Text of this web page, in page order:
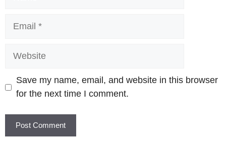
Website
Save my name, email, and website in this browser
for the next time I comment.